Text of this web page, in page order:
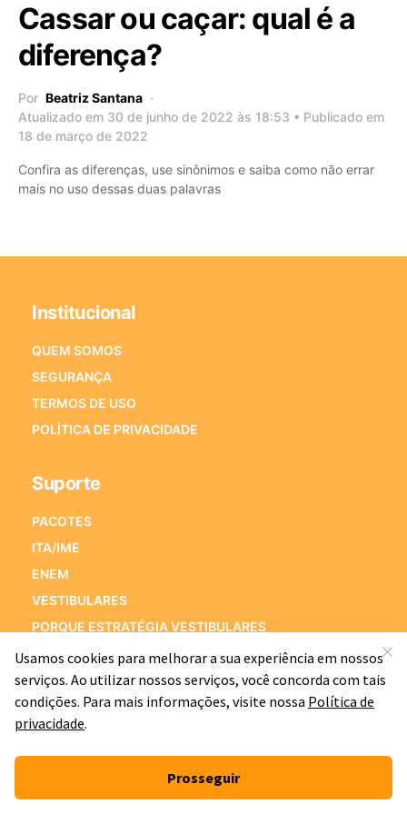
Cassar ou caçar: qual é a
diferença?
Por Beatriz Santana
Atualizado em 30 de junho de 2022 às 18:53 • Publicado em
18 de março de 2022
Confira as diferenças, use sinônimos e saiba como não errar
mais no uso dessas duas palavras
Institucional
QUEM SOMOS
SEGURANÇA
TERMOS DE USO
POLÍTICA DE PRIVACIDADE
Suporte
PACOTES
ITA/IME
ENEM
VESTIBULARES
PORQUE ESTRATÉGIA VESTIBULARES
PERGUNTAS FREQUENTES
Fale Conosco
Alphaville Industrial – CEP 06455-911